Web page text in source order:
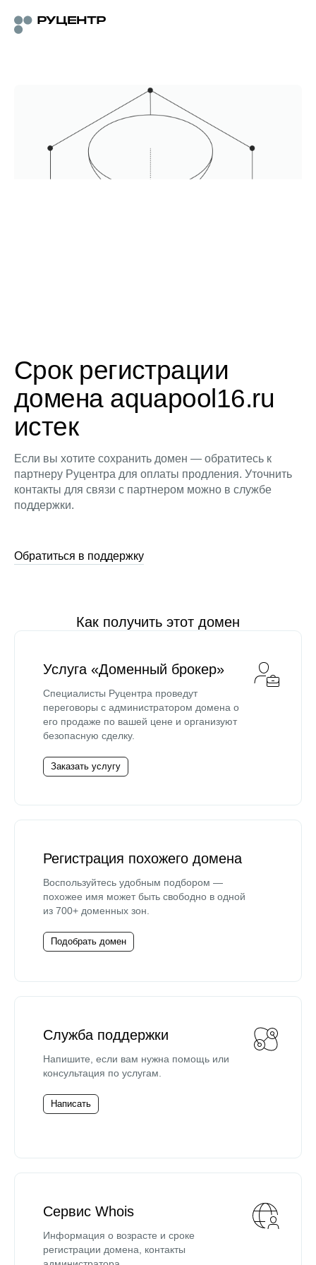
Срок регистрации
домена aquapool16.ru
истек
Если вы хотите сохранить домен — обратитесь к
партнеру Руцентра для оплаты продления. Уточнить
контакты для связи с партнером можно в службе
поддержки.
Обратиться в поддержку
Как получить этот домен
Услуга «Доменный брокер»
Специалисты Руцентра проведут
переговоры с администратором домена о
его продаже по вашей цене и организуют
безопасную сделку.
Заказать услугу
Регистрация похожего домена
Воспользуйтесь удобным подбором —
похожее имя может быть свободно в одной
из 700+ доменных зон.
Подобрать домен
Служба поддержки
Напишите, если вам нужна помощь или
консультация по услугам.
Написать
Сервис Whois
Информация о возрасте и сроке
регистрации домена, контакты